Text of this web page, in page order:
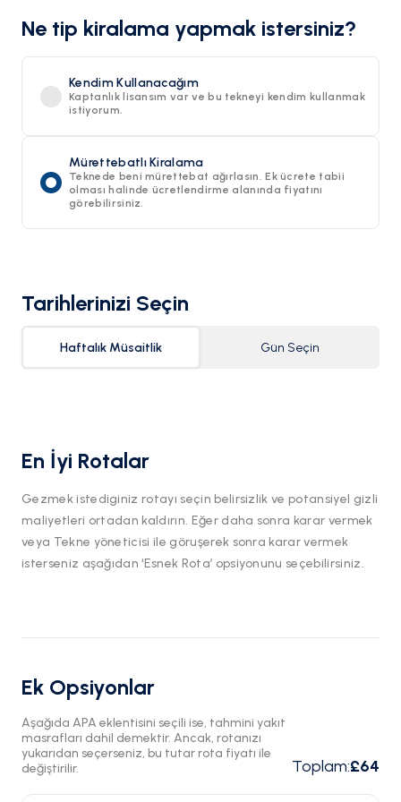
Ne tip kiralama yapmak istersiniz?
Kendim Kullanacağım
Kaptanlık lisansım var ve bu tekneyi kendim kullanmak
istiyorum.
Mürettebatlı Kiralama
Teknede beni mürettebat ağırlasın. Ek ücrete tabii
olması halinde ücretlendirme alanında fiyatını
görebilirsiniz.
Tarihlerinizi Seçin
Haftalık Müsaitlik Gün Seçin
En İyi Rotalar
Gezmek istediginiz rotayı seçin belirsizlik ve potansiyel gizli
maliyetleri ortadan kaldırın. Eğer daha sonra karar vermek
veya Tekne yöneticisi ile göruşerek sonra karar vermek
isterseniz aşağıdan ‘Esnek Rota’ opsiyonunu seçebilirsiniz.
Ek Opsiyonlar
Aşağıda APA eklentisini seçili ise, tahmini yakıt
masrafları dahil demektir. Ancak, rotanızı
yukarıdan seçerseniz, bu tutar rota fiyatı ile
değiştirilir.
Toplam:£64